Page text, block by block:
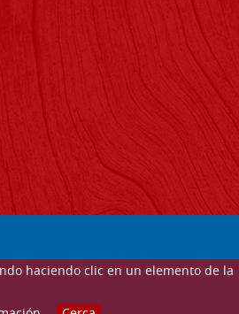
haciendo clic en un elemento de la